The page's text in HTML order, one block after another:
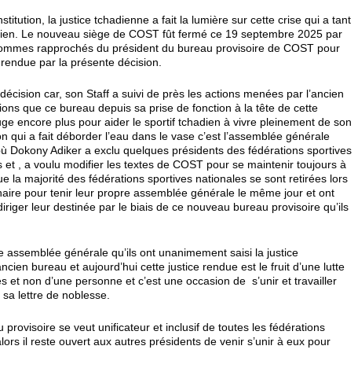
la justice tchadienne a fait la lumière sur cette crise qui a tant
Le nouveau siège de COST fût fermé ce 19 septembre 2025 par
rapprochés du président du bureau provisoire de COST pour
par la présente décision.
car, son Staff a suivi de près les actions menées par l’ancien
que ce bureau depuis sa prise de fonction à la tête de cette
encore plus pour aider le sportif tchadien à vivre pleinement de son
a fait déborder l’eau dans le vase c’est l’assemblée générale
Dokony Adiker a exclu quelques présidents des fédérations sportives
, a voulu modifier les textes de COST pour se maintenir toujours à
la majorité des fédérations sportives nationales se sont retirées lors
pour tenir leur propre assemblée générale le même jour et ont
leur destinée par le biais de ce nouveau bureau provisoire qu’ils
générale qu’ils ont unanimement saisi la justice
bureau et aujourd’hui cette justice rendue est le fruit d’une lutte
non d’une personne et c’est une occasion de s’unir et travailler
lettre de noblesse.
se veut unificateur et inclusif de toutes les fédérations
il reste ouvert aux autres présidents de venir s’unir à eux pour